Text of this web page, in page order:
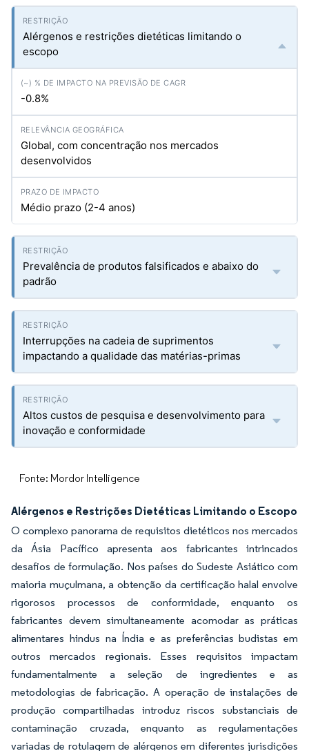
Alérgenos e restrições dietéticas limitando o
escopo
-0.8%
Global, com concentração nos mercados
desenvolvidos
Médio prazo (2-4 anos)
Prevalência de produtos falsificados e abaixo do
padrão
Interrupções na cadeia de suprimentos
impactando a qualidade das matérias-primas
Altos custos de pesquisa e desenvolvimento para
inovação e conformidade
Fonte: Mordor Intelligence
Alérgenos e Restrições Dietéticas Limitando o Escopo
O complexo panorama de requisitos dietéticos nos mercados
da Ásia Pacífico apresenta aos fabricantes intrincados
desafios de formulação. Nos países do Sudeste Asiático com
maioria muçulmana, a obtenção da certificação halal envolve
rigorosos processos de conformidade, enquanto os
fabricantes devem simultaneamente acomodar as práticas
alimentares hindus na Índia e as preferências budistas em
outros mercados regionais. Esses requisitos impactam
fundamentalmente a seleção de ingredientes e as
metodologias de fabricação. A operação de instalações de
produção compartilhadas introduz riscos substanciais de
contaminação cruzada, enquanto as regulamentações
variadas de rotulagem de alérgenos em diferentes jurisdições